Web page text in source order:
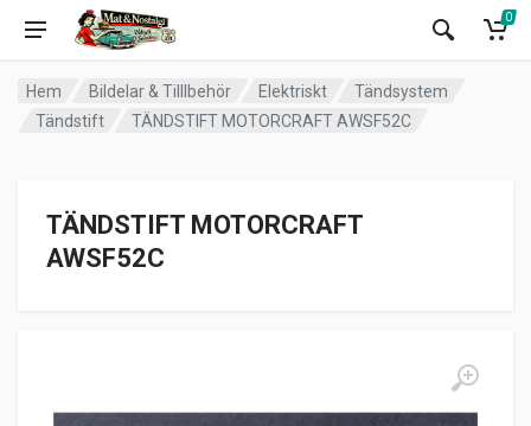
0
Hem Bildelar & Tilllbehör Elektriskt
Tändsystem
Tändstift
TÄNDSTIFT MOTORCRAFT AWSF52C
TÄNDSTIFT MOTORCRAFT
AWSF52C